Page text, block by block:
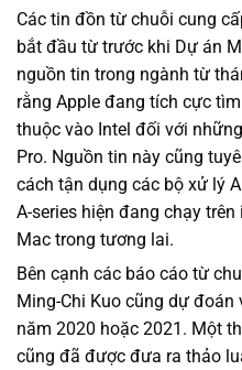
Các tin đồn từ chuỗi cung
bắt đầu từ trước khi Dự án
nguồn tin trong ngành từ
rằng Apple đang tích cực
thuộc vào Intel đối với
Pro. Nguồn tin này cũng
cách tận dụng các bộ xử lý
A-series hiện đang chạy
Mac trong tương lai.
Bên cạnh các báo cáo từ
Ming-Chi Kuo cũng dự
năm 2020 hoặc 2021. Một
cũng đã được đưa ra thảo